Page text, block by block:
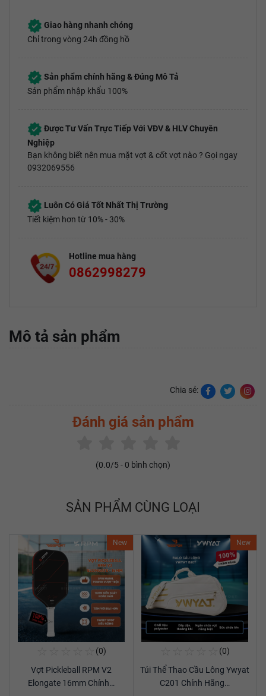
Giao hàng nhanh chóng
Chỉ trong vòng 24h đồng hồ
Sản phẩm chính hãng & Đúng Mô Tả
Sản phẩm nhập khẩu 100%
Được Tư Vấn Trực Tiếp Với VĐV & HLV Chuyên
Nghiệp
Bạn không biết nên mua mặt vợt & cốt vợt nào ? Gọi ngay
0932069556
Luôn Có Giá Tốt Nhất Thị Trường
Tiết kiệm hơn từ 10% - 30%
Hotline mua hàng
0862998279
Mô tả sản phẩm
Chia sẻ:
Đánh giá sản phẩm
(0.0/5 - 0 bình chọn)
SẢN PHẨM CÙNG LOẠI
New
(0)
Vợt Pickleball RPM V2
Elongate 16mm Chính…
New
(0)
Túi Thể Thao Cầu Lông Ywyat
C201 Chính Hãng…